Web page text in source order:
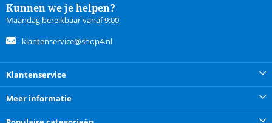
Kunnen we je helpen?
Maandag bereikbaar vanaf 9:00
klantenservice@shop4.nl
Klantenservice
Meer informatie